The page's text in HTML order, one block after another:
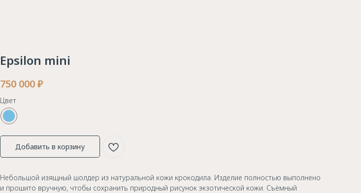
Epsilon mini
750 000₽
Цвет
Добавить в корзину
Небольшой изящный шолдер из натуральной кожи крокодила. Изделие полностью выполнено
и прошито вручную, чтобы сохранить природный рисунок экзотической кожи. Съёмный